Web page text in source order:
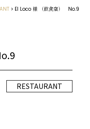
> El Loco 様 （飲食店） No.9
RESTAURANT